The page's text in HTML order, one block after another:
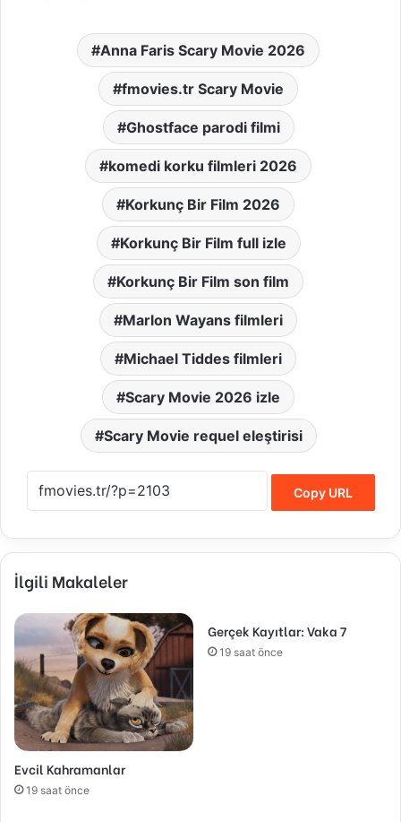
Anna Faris Scary Movie 2026
fmovies.tr Scary Movie
Ghostface parodi filmi
komedi korku filmleri 2026
Korkunç Bir Film 2026
Korkunç Bir Film full izle
Korkunç Bir Film son film
Marlon Wayans filmleri
Michael Tiddes filmleri
Scary Movie 2026 izle
Scary Movie requel eleştirisi
Copy URL
İlgili Makaleler
Evcil Kahramanlar
19 saat önce
Gerçek Kayıtlar: Vaka 7
19 saat önce